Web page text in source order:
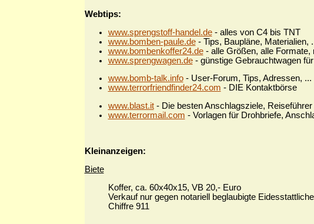
Webtips:
www.sprengstoff-handel.de- alles von C4 bis TNT
www.bomben-paule.de- Tips, Baupläne, Materialien,
www.bombenkoffer24.de- alle Größen, alle Formate,
www.sprengwagen.de- günstige Gebrauchtwagen
www.bomb-talk.info- User-Forum, Tips, Adressen, ...
www.terrorfriendfinder24.com - DIE Kontaktbörse
www.blast.it- Die besten Anschlagsziele,
www.terrormail.com - Vorlagen für Drohbriefe,
Kleinanzeigen:
Biete
Koffer, ca. 60x40x15, VB 20,- Euro
Verkauf nur gegen notariell beglaubigte
Chiffre 911